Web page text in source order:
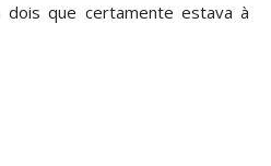
dois que certamente estava à